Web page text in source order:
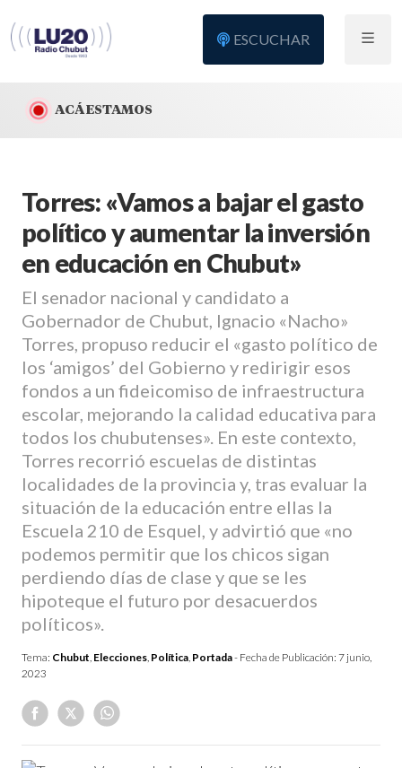
ESCUCHAR
ACÁ ESTAMOS
Torres: «Vamos a bajar el gasto
político y aumentar la inversión
en educación en Chubut»
El senador nacional y candidato a
Gobernador de Chubut, Ignacio «Nacho»
Torres, propuso reducir el «gasto político de
los ‘amigos’ del Gobierno y redirigir esos
fondos a un fideicomiso de infraestructura
escolar, mejorando la calidad educativa para
todos los chubutenses». En este contexto,
Torres recorrió escuelas de distintas
localidades de la provincia y, tras evaluar la
situación de la educación entre ellas la
Escuela 210 de Esquel, y advirtió que «no
podemos permitir que los chicos sigan
perdiendo días de clase y que se les
hipoteque el futuro por desacuerdos
políticos».
Tema: Chubut, Elecciones, Política, Portada- Fecha de Publicación: 7 junio,
2023